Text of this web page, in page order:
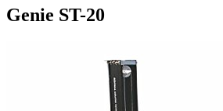
Genie ST-20